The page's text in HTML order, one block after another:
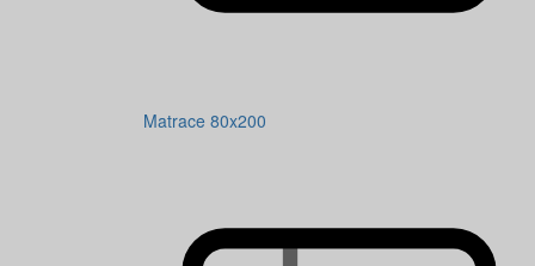
Matrace 80x200